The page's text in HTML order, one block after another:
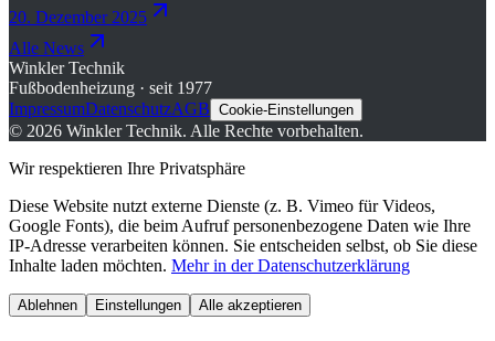
20. Dezember 2025
Alle News
Winkler Technik
Fußbodenheizung · seit 1977
ImpressumDatenschutzAGB Cookie-Einstellungen
© 2026 Winkler Technik. Alle Rechte vorbehalten.
Wir respektieren Ihre Privatsphäre
Diese Website nutzt externe Dienste (z. B. Vimeo für Videos,
Google Fonts), die beim Aufruf personenbezogene Daten wie Ihre
IP-Adresse verarbeiten können. Sie entscheiden selbst, ob Sie diese
Inhalte laden möchten. Mehr in der Datenschutzerklärung
Ablehnen Einstellungen Alle akzeptieren